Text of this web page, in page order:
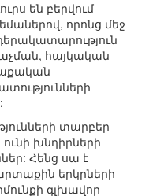
են բերվում
որոնց մեջ
հայկական
տարբեր
խնդիրների
Հենց սա է
երկրների
գլխավոր